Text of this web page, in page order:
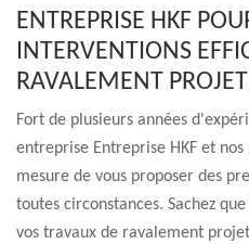
ENTREPRISE HKF
INTERVENTIONS
RAVALEMENT
Fort de plusieurs années
entreprise Entreprise HKF et
mesure de vous proposer des
toutes circonstances. Sachez
vos travaux de ravalement